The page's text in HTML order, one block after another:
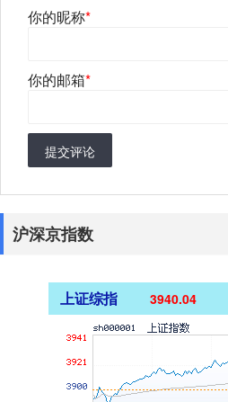
你的昵称*
你的邮箱*
提交评论
沪深京指数
上证综指 3940.04